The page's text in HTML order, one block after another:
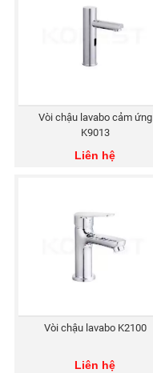
Vòi chậu lavabo cảm ứng
K9013
Liên hệ
Vòi chậu lavabo K2100
Liên hệ